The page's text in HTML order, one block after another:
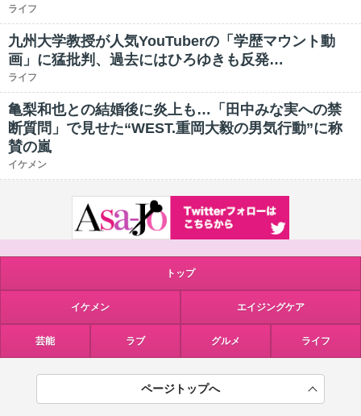
ライフ
九州大学教授が人気YouTuberの「学歴マウント動
画」に猛批判、過去にはひろゆきも反発…
ライフ
亀梨和也との結婚後に炎上も…「田中みな実への禁
断質問」で見せた“WEST.重岡大毅の男気行動”に称
賛の嵐
イケメン
トップ
イケメン エイジングケア
芸能 ラブ グルメ ライフ
ページトップへ